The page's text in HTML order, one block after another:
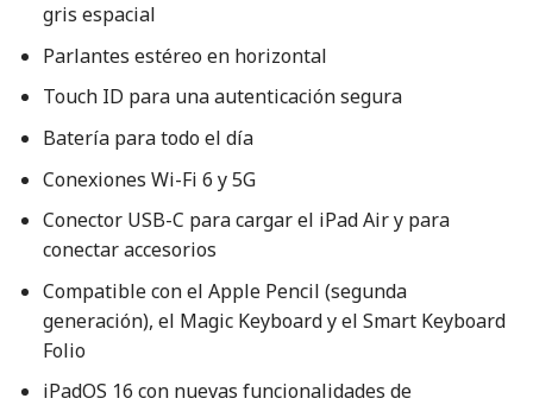
gris espacial
Parlantes estéreo en horizontal
Touch ID para una autenticación segura
Batería para todo el día
Conexiones Wi-Fi 6 y 5G
Conector USB-C para cargar el iPad Air y para
conectar accesorios
Compatible con el Apple Pencil (segunda
generación), el Magic Keyboard y el Smart Keyboard
Folio
iPadOS 16 con nuevas funcionalidades de